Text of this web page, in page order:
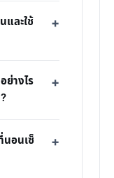
และใช้
างไร
นอนเซ็